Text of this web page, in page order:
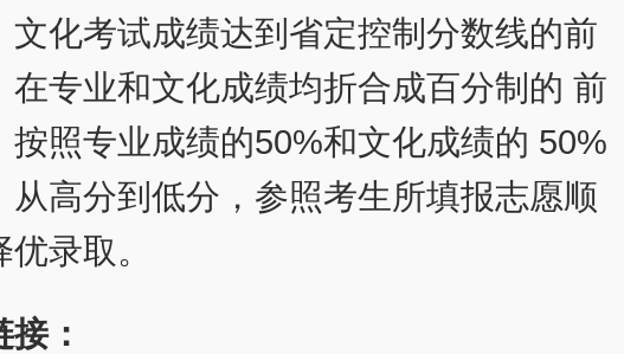
文化考试成绩达到省定控制分数线的前
在专业和文化成绩均折合成百分制的 前
按照专业成绩的50%和文化成绩的 50%
从高分到低分，参照考生所填报志愿顺
录取。
：